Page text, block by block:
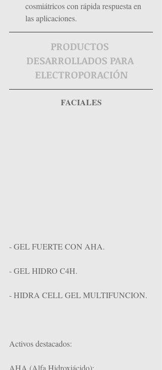
cosmiátricos con rápida respuesta en
las aplicaciones.
PRODUCTOS
DESARROLLADOS PARA
ELECTROPORACIÓN
FACIALES
- GEL FUERTE CON AHA.
- GEL HIDRO C4H.
- HIDRA CELL GEL MULTIFUNCION.
Activos destacados:
AHA (Alfa Hidroxiácido):